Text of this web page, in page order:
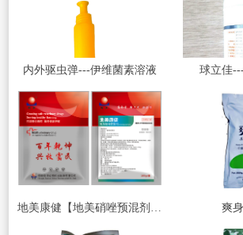
内外驱虫弹---伊维菌素溶液 球立佳
爽